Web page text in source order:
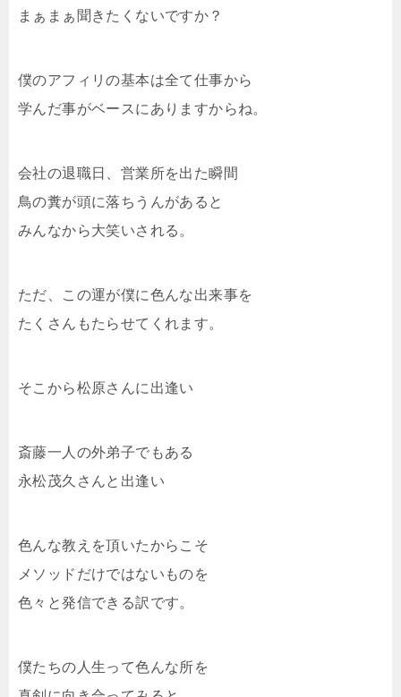
まぁまぁ聞きたくないですか？
僕のアフィリの基本は全て仕事から
学んだ事がベースにありますからね。
会社の退職日、営業所を出た瞬間
鳥の糞が頭に落ちうんがあると
みんなから大笑いされる。
ただ、この運が僕に色んな出来事を
たくさんもたらせてくれます。
そこから松原さんに出逢い
斎藤一人の外弟子でもある
永松茂久さんと出逢い
色んな教えを頂いたからこそ
メソッドだけではないものを
色々と発信できる訳です。
僕たちの人生って色んな所を